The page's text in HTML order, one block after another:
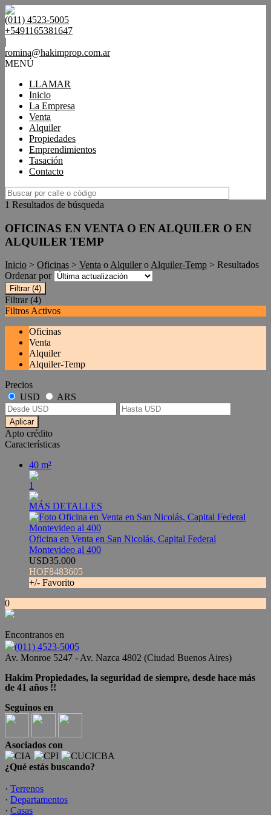
(011) 4523-5005
+5491165381647
|
romina@hakimprop.com.ar
MENÚ
LLAMAR
Inicio
La Empresa
Venta
Alquiler
Propiedades
Emprendimientos
Tasación
Contacto
1 Resultados de búsqueda
OFICINAS EN VENTA O EN ALQUILER O EN
ALQUILER TEMP
Inicio > Oficinas > Venta oAlquileroAlquiler-Temp > Resultados
Ordenar por
Filtrar (4)
Filtrar (4)
Filtros Activos
Oficinas
Venta
Alquiler
Alquiler-Temp
Precios
USD
ARS
Aplicar
Apto crédito
Características
40 m²
1
MÁS DETALLES
Oficina en Venta en San Nicolás, Capital Federal
Montevideo al 400
USD35.000
HOF8483605
+/- Favorito
0
Encontranos en
(011) 4523-5005
Av. Monroe 5247 - Av. Nazca 4802 (Ciudad Buenos Aires)
Hakim Propiedades, la seguridad de siempre, desde hace más
de 41 años !!
Seguinos en
Asociados con
¿Qué estás buscando?
· Terrenos
· Departamentos
· Casas